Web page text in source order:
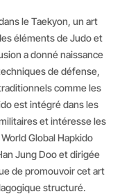
le Taekyon, un art
éléments de Judo et
a donné naissance
de défense,
comme les
est intégré dans les
et intéresse les
Global Hapkido
Jung Doo et dirigée
de promouvoir cet art
structuré.